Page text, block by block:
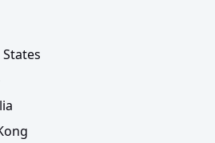
States